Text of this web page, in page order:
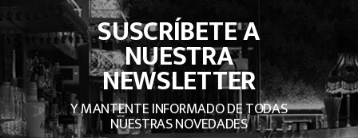
SUSCRÍBETE A
NUESTRA
NEWSLETTER
Y MANTENTE INFORMADO DE TODAS
NUESTRAS NOVEDADES